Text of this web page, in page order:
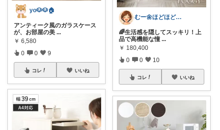
yo🐶🐶🏠
アンティーク風のガラスケース
が、お部屋の美 ...
￥ 6,580
0 0 9
コレ いいね
むー🌼ほどほど生活🌼
🌈生活感を隠してスッキリ！上
品で高機能な憧 ...
￥ 180,400
0 0 10
コレ いいね